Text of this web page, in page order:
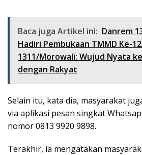
Baca juga Artikel ini: Danrem
Hadiri Pembukaan TMMD Ke-
1311/Morowali: Wujud Nyata
dengan Rakyat
Selain itu, kata dia, masyarakat
via aplikasi pesan singkat
nomor 0813 9920 9898.
Terakhir, ia mengatakan